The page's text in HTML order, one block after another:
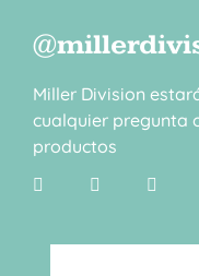
Miller Division
cualquier pregunta
productos